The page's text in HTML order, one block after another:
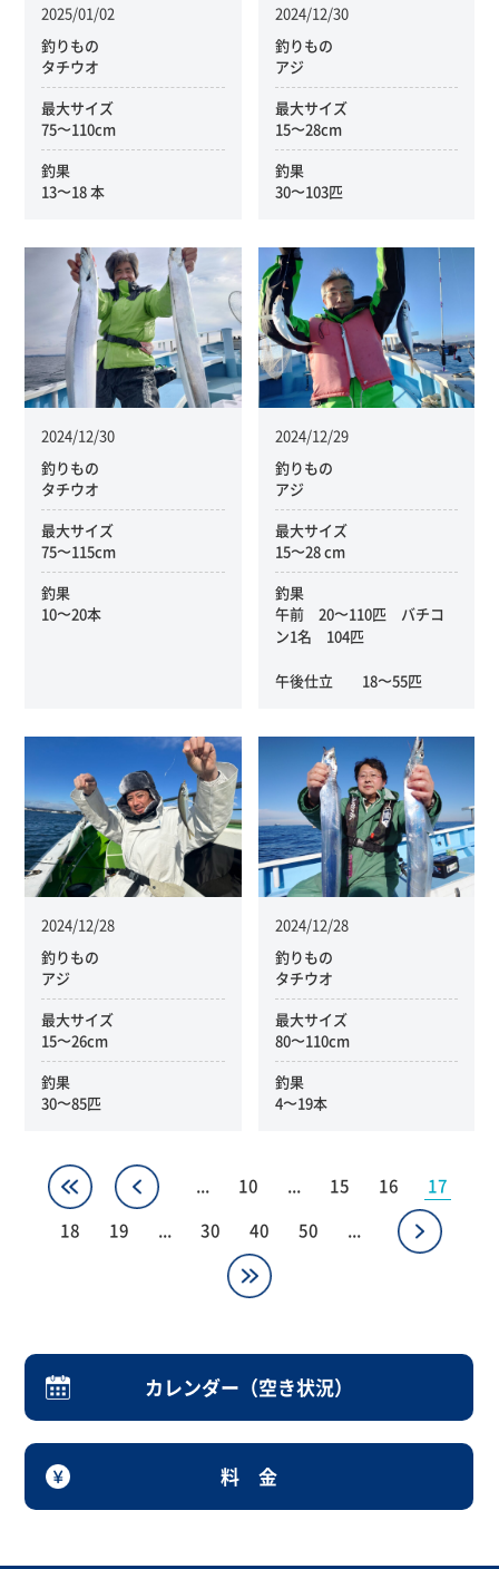
2025/01/02
釣りもの
タチウオ
最大サイズ
75〜110cm
釣果
13〜18 本
2024/12/30
釣りもの
アジ
最大サイズ
15〜28cm
釣果
30〜103匹
2024/12/30
釣りもの
タチウオ
最大サイズ
75〜115cm
釣果
10〜20本
2024/12/29
釣りもの
アジ
最大サイズ
15〜28 cm
釣果
午前 20〜110匹 バチコ
ン1名 104匹
午後仕立 18〜55匹
2024/12/28
釣りもの
アジ
最大サイズ
15〜26cm
釣果
30〜85匹
2024/12/28
釣りもの
タチウオ
最大サイズ
80〜110cm
釣果
4〜19本
« « ... 10 ... 15 16
17
18
19 ... 30 40 50 ...
»
»
カレンダー（空き状況）
料 金